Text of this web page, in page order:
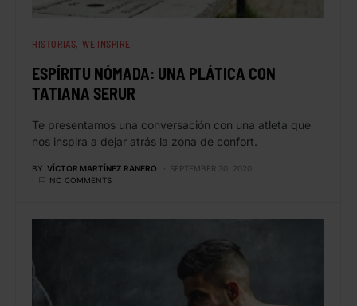
HISTORIAS WE INSPIRE
ESPÍRITU NÓMADA: UNA PLÁTICA CON
TATIANA SERUR
Te presentamos una conversación con una atleta que
nos inspira a dejar atrás la zona de confort.
BY VÍCTOR MARTÍNEZ RANERO
SEPTEMBER 30, 2020
NO COMMENTS